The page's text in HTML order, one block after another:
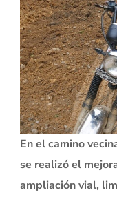
En el camino
se realizó el
ampliación vial,